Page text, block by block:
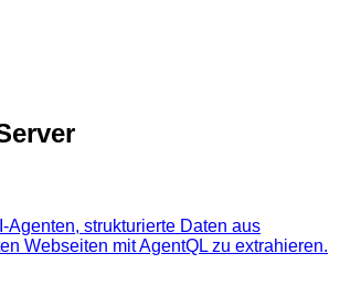
Agenten, strukturierte Daten aus
Webseiten mit AgentQL zu extrahieren.